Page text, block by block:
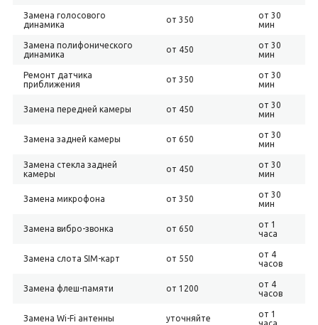
Замена голосового
динамика
от 350
от 30
мин
Замена полифонического
динамика
от 450
от 30
мин
Ремонт датчика
приближения
от 350
от 30
мин
Замена передней камеры от 450
от 30
мин
Замена задней камеры от 650
от 30
мин
Замена стекла задней
камеры
от 450
от 30
мин
Замена микрофона от 350
от 30
мин
Замена вибро-звонка от 650
от 1
часа
Замена слота SIM-карт от 550
от 4
часов
Замена флеш-памяти от 1200
от 4
часов
Замена Wi-Fi антенны уточняйте
от 1